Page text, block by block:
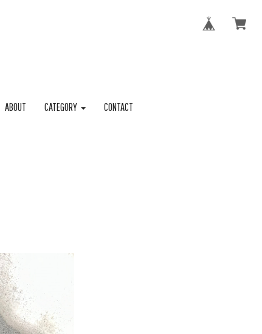
ABOUT CATEGORY CONTACT